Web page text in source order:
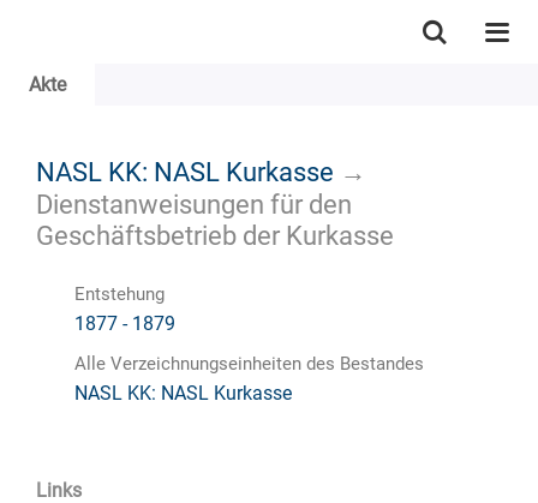
Akte
NASL KK: NASL Kurkasse →
Dienstanweisungen für den
Geschäftsbetrieb der Kurkasse
Entstehung
1877 - 1879
Alle Verzeichnungseinheiten des Bestandes
NASL KK: NASL Kurkasse
Links